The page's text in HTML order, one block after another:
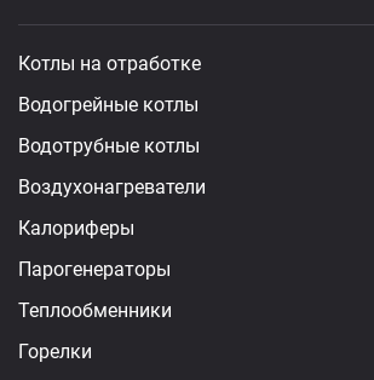
Котлы на отработке
Водогрейные котлы
Водотрубные котлы
Воздухонагреватели
Калориферы
Парогенераторы
Теплообменники
Горелки